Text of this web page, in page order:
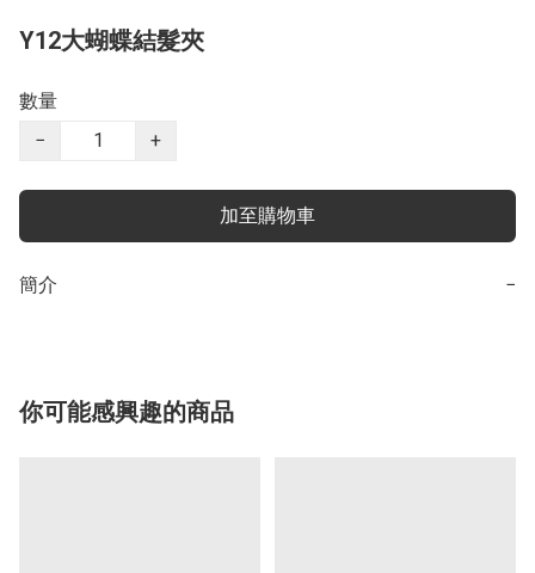
Y12大蝴蝶結髮夾
數量
−
+
加至購物車
簡介 −
你可能感興趣的商品